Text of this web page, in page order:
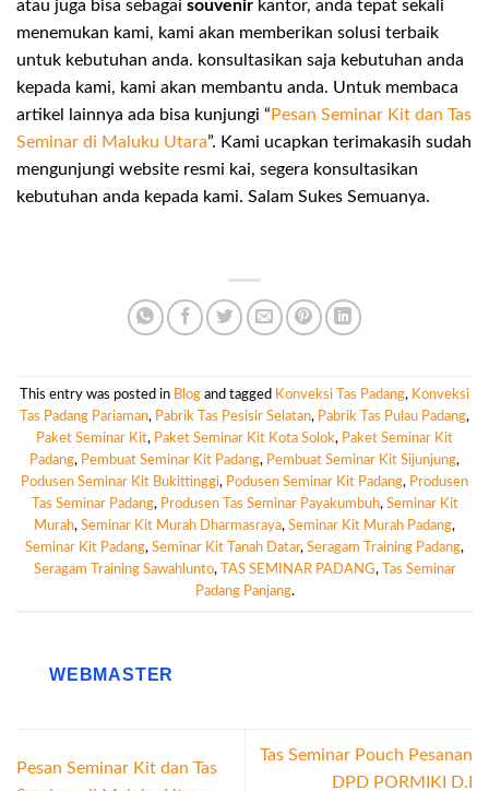
atau juga bisa sebagai souvenir kantor, anda tepat sekali
menemukan kami, kami akan memberikan solusi terbaik
untuk kebutuhan anda. konsultasikan saja kebutuhan anda
kepada kami, kami akan membantu anda. Untuk membaca
artikel lainnya ada bisa kunjungi “ Pesan Seminar Kit dan Tas
Seminar di Maluku Utara”. Kami ucapkan terimakasih sudah
mengunjungi website resmi kai, segera konsultasikan
kebutuhan anda kepada kami. Salam Sukes Semuanya.
This entry was posted in Blog and tagged Konveksi Tas Padang, Konveksi
Tas Padang Pariaman, Pabrik Tas Pesisir Selatan, Pabrik Tas Pulau Padang,
Paket Seminar Kit, Paket Seminar Kit Kota Solok, Paket Seminar Kit
Padang, Pembuat Seminar Kit Padang, Pembuat Seminar Kit Sijunjung,
Podusen Seminar Kit Bukittinggi, Podusen Seminar Kit Padang, Produsen
Tas Seminar Padang, Produsen Tas Seminar Payakumbuh, Seminar Kit
Murah, Seminar Kit Murah Dharmasraya, Seminar Kit Murah Padang,
Seminar Kit Padang, Seminar Kit Tanah Datar, Seragam Training Padang,
Seragam Training Sawahlunto, TAS SEMINAR PADANG,
Tas Seminar
Padang Panjang.
WEBMASTER
Pesan Seminar Kit dan Tas
Tas Seminar Pouch Pesanan
DPD PORMIKI D.I